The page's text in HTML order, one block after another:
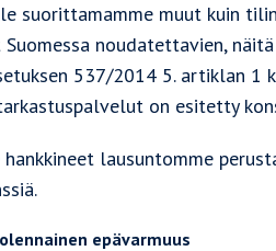
suorittamamme muut kuin
noudatettavien,
537/2014 5. artiklan
on esitetty
lausuntomme
epävarmuus